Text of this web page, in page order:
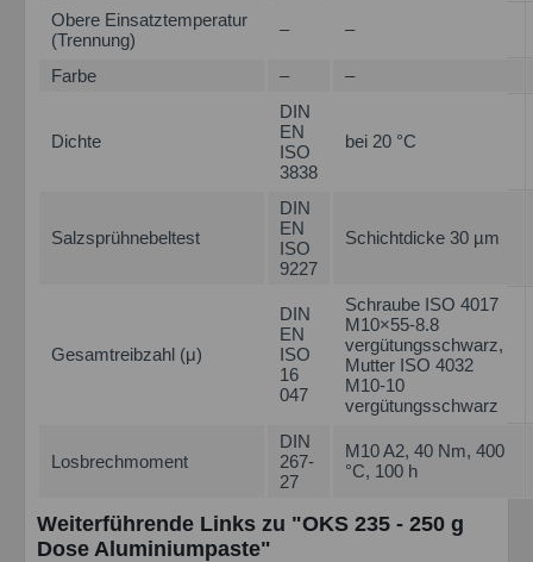
Obere Einsatztemperatur
(Trennung)
– –
Farbe – –
Dichte
DIN
EN
ISO
3838
bei 20 °C
Salzsprühnebeltest
DIN
EN
ISO
9227
Schichtdicke 30 µm
Gesamtreibzahl (μ)
DIN
EN
ISO
16
047
Schraube ISO 4017
M10×55-8.8
vergütungsschwarz,
Mutter ISO 4032
M10-10
vergütungsschwarz
Losbrechmoment
DIN
267-
27
M10 A2, 40 Nm, 400
°C, 100 h
Weiterführende Links zu "OKS 235 - 250 g
Dose Aluminiumpaste"